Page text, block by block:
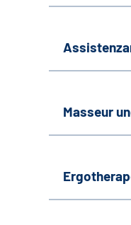
Masseur